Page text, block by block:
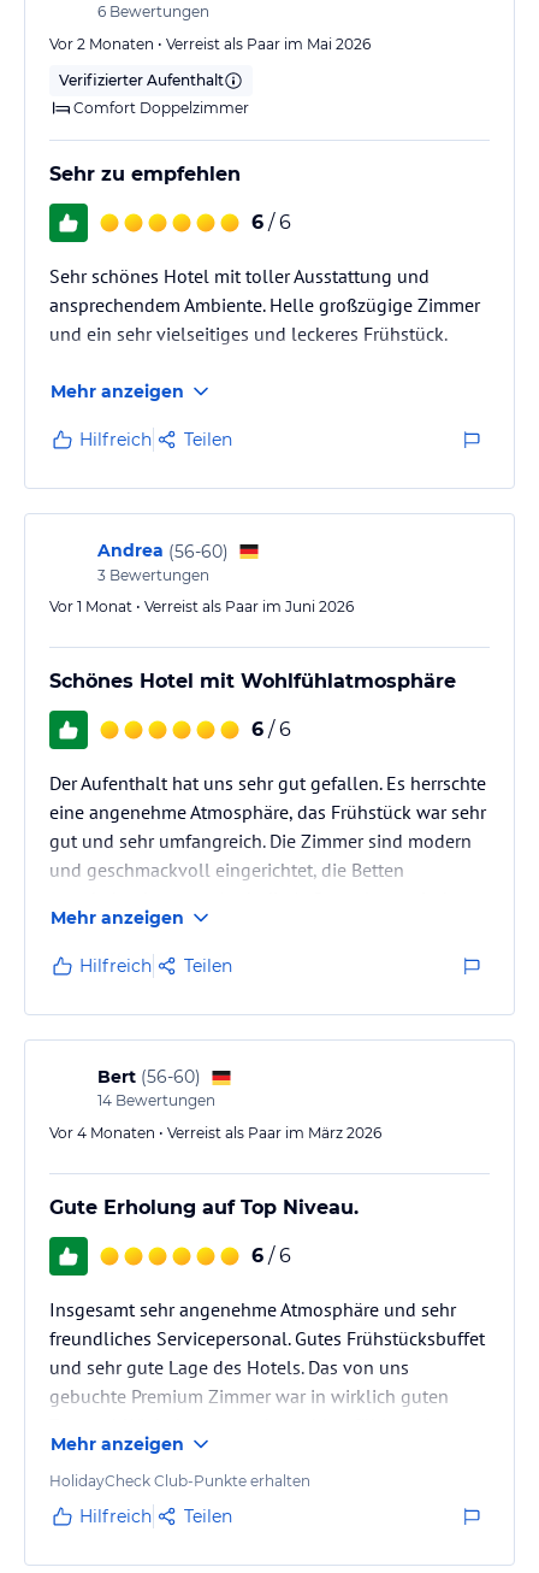
6 Bewertungen
Vor 2 Monaten • Verreist als Paar im Mai 2026
Verifizierter Aufenthalt
Comfort Doppelzimmer
Sehr zu empfehlen
6 / 6
Sehr schönes Hotel mit toller Ausstattung und
ansprechendem Ambiente. Helle großzügige Zimmer
und ein sehr vielseitiges und leckeres Frühstück.
Mehr anzeigen
Hilfreich Teilen
Andrea (56-60)
3 Bewertungen
Vor 1 Monat • Verreist als Paar im Juni 2026
Schönes Hotel mit Wohlfühlatmosphäre
6 / 6
Der Aufenthalt hat uns sehr gut gefallen. Es herrschte
eine angenehme Atmosphäre, das Frühstück war sehr
gut und sehr umfangreich. Die Zimmer sind modern
und geschmackvoll eingerichtet, die Betten
Pool hat uns begeistert – alles ist äußerst gepflegt.
Das Personal war überaus freundlich. Rundum ein
sehr schönes Hotel mit ausgezeichnetem Service und
sehr zuvorkommendem Team.
Mehr anzeigen
Hilfreich Teilen
Bert (56-60)
14 Bewertungen
Vor 4 Monaten • Verreist als Paar im März 2026
Gute Erholung auf Top Niveau.
6 / 6
Insgesamt sehr angenehme Atmosphäre und sehr
freundliches Servicepersonal. Gutes Frühstücksbuffet
und sehr gute Lage des Hotels. Das von uns
gebuchte Premium Zimmer war in wirklich guten
kommen gerne wieder.
Mehr anzeigen
HolidayCheck Club-Punkte erhalten
Hilfreich Teilen